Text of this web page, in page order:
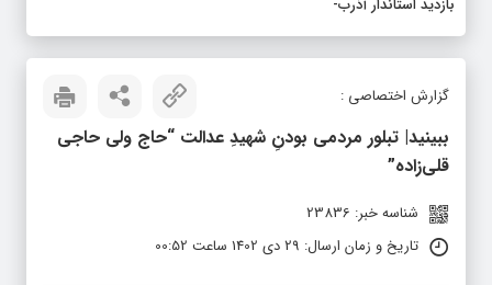
بازدید استاندار آذربایجان
گزارش اختصاصی :
ببینید| تبلور مردمی بودنِ شهیدِ عدالت “حاج ولی حاجی
قلی‌زاده”
شناسه خبر: 23836
تاریخ و زمان ارسال: 29 دی 1402 ساعت 00:52